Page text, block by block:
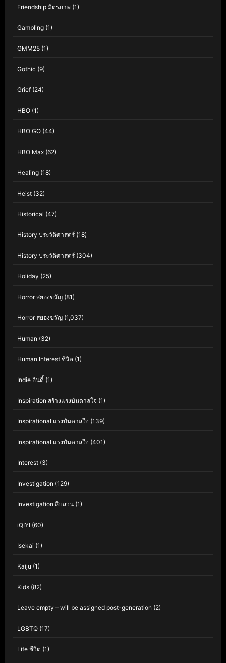
Friendship มิตรภาพ (1)
Gambling (1)
GMM25 (1)
Gothic (9)
Grief (24)
HBO (1)
HBO GO (44)
HBO Max (62)
Healing (18)
Heist (32)
Historical (47)
History ประวัติศาสตร์ (18)
History ประวัติศาสตร์ (304)
Holiday (25)
Horror สยองขวัญ (81)
Horror สยองขวัญ (1,037)
Human (32)
Human Interest ชีวิต (1)
Indie อินดี้ (1)
Inspiration สร้างแรงบันดาลใจ (1)
Inspirational แรงบันดาลใจ (139)
Inspirational แรงบันดาลใจ (401)
Interest (3)
Investigation (129)
Investigation สืบสวน (1)
iQIYI (60)
Isekai (1)
Kaiju (1)
Kids (82)
Leave empty – will be assigned post-generation (2)
LGBTQ (17)
Life ชีวิต (1)